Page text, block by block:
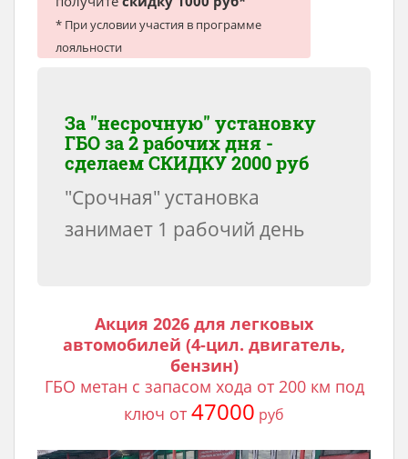
* При условии участия в программе
лояльности
За "несрочную" установку
ГБО за 2 рабочих дня -
сделаемСКИДКУ 2000 руб
"Срочная" установка
занимает 1 рабочий день
Акция 2026 для легковых
автомобилей (4-цил. двигатель,
бензин)
ГБО метан с запасом хода от 200 км под
ключ от 47000 руб